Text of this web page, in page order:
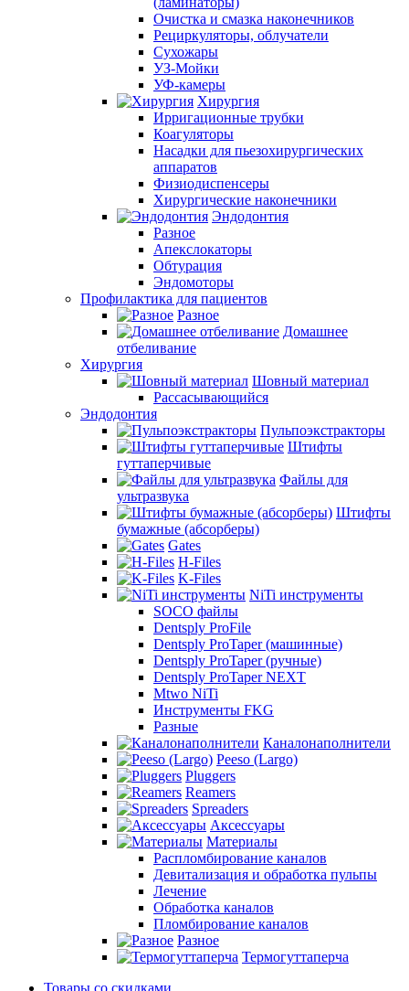
Очистка и смазка наконечников
Рециркуляторы, облучатели
Сухожары
УЗ-Мойки
УФ-камеры
Хирургия
Ирригационные трубки
Коагуляторы
Насадки для пьезохирургических
аппаратов
Физиодиспенсеры
Хирургические наконечники
Эндодонтия
Разное
Апекслокаторы
Обтурация
Эндомоторы
Профилактика для пациентов
Разное
Домашнее
отбеливание
Хирургия
Шовный материал
Рассасывающийся
Эндодонтия
Пульпоэкстракторы
Штифты
гуттаперчивые
Файлы для
ультразвука
Штифты
бумажные (абсорберы)
Gates
H-Files
K-Files
NiTi инструменты
SOCO файлы
Dentsply ProFile
Dentsply ProTaper (машинные)
Dentsply ProTaper (ручные)
Dentsply ProTaper NEXT
Mtwo NiTi
Инструменты FKG
Разные
Каналонаполнители
Peeso (Largo)
Pluggers
Reamers
Spreaders
Аксессуары
Материалы
Распломбирование каналов
Девитализация и обработка пульпы
Лечение
Обработка каналов
Пломбирование каналов
Разное
Термогуттаперча
Товары со скидками